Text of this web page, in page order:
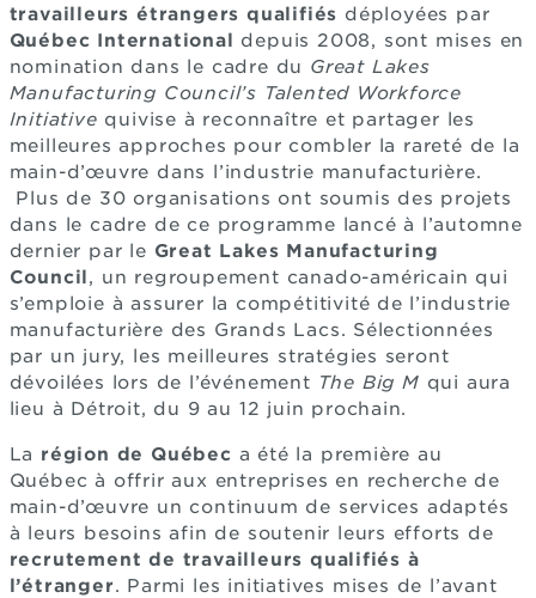
travailleurs étrangers qualifiés déployées par
Québec International depuis 2008, sont mises en
nomination dans le cadre du Great Lakes
Manufacturing Council’s Talented Workforce
Initiative quivise à reconnaître et partager les
meilleures approches pour combler la rareté de la
main-d’œuvre dans l’industrie manufacturière.
Plus de 30 organisations ont soumis des projets
dans le cadre de ce programme lancé à l’automne
dernier par le Great Lakes Manufacturing
Council, un regroupement canado-américain qui
s’emploie à assurer la compétitivité de l’industrie
manufacturière des Grands Lacs. Sélectionnées
par un jury, les meilleures stratégies seront
dévoilées lors de l’événement The Big M qui aura
lieu à Détroit, du 9 au 12 juin prochain.
La région de Québec a été la première au
Québec à offrir aux entreprises en recherche de
main-d’œuvre un continuum de services adaptés
à leurs besoins afin de soutenir leurs efforts de
recrutement de travailleurs qualifiés à
l’étranger. Parmi les initiatives mises de l’avant